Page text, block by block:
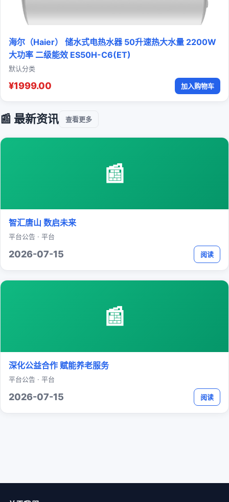
海尔（Haier） 储水式电热水器 50升速热大水量 2200W
大功率 二级能效 ES50H-C6(ET)
默认分类
¥1999.00 加入购物车
📰 最新资讯 查看更多
📰
智汇唐山 数启未来
平台公告 · 平台
2026-07-15 阅读
📰
深化公益合作 赋能养老服务
平台公告 · 平台
2026-07-15 阅读